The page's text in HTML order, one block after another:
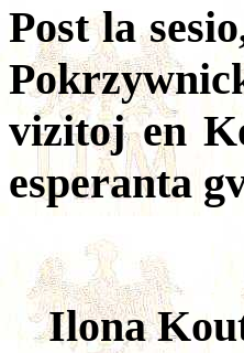
Post la
vizitoj en
esperanta
Ilona